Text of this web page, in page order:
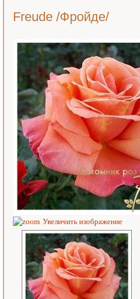
Freude /Фройде/
Увеличить изображение